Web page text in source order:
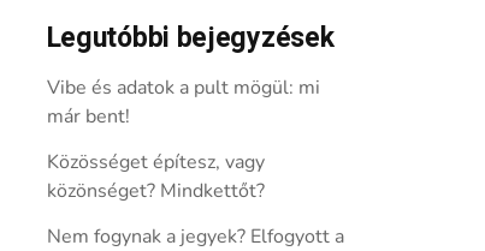
Legutóbbi bejegyzések
Vibe és adatok a pult mögül: mi
már bent!
Közösséget építesz, vagy
közönséget? Mindkettőt?
Nem fogynak a jegyek? Elfogyott a